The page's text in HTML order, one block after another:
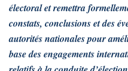
électoral et remettra
constats, conclusions et des
autorités nationales pour
base des engagements